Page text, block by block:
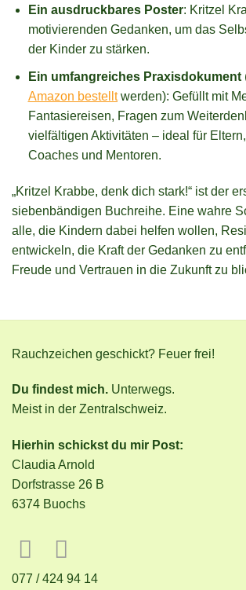
Ein ausdruckbares Poster: Kritzel
motivierenden Gedanken, um das
der Kinder zu stärken.
Ein umfangreiches Praxisdokument
Amazon bestellt werden): Gefüllt mit
Fantasiereisen, Fragen zum
vielfältigen Aktivitäten – ideal für
Coaches und Mentoren.
„Kritzel Krabbe, denk dich stark!“ ist der
siebenbändigen Buchreihe. Eine wahre
alle, die Kindern dabei helfen wollen,
entwickeln, die Kraft der Gedanken zu
Freude und Vertrauen in die Zukunft zu
Rauchzeichen geschickt? Feuer frei!
Du findest mich. Unterwegs.
Meist in der Zentralschweiz.
Hierhin schickst du mir Post:
Claudia Arnold
Dorfstrasse 26 B
6374 Buochs
077 / 424 94 14